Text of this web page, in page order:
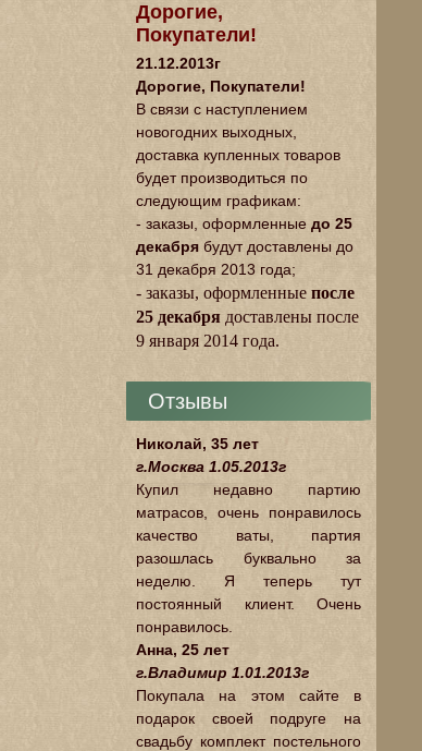
Дорогие,
Покупатели!
21.12.2013г
Дорогие, Покупатели!
В связи с наступлением
новогодних выходных,
доставка купленных товаров
будет производиться по
следующим графикам:
- заказы, оформленные до 25
декабря будут доставлены до
31 декабря 2013 года;
- заказы, оформленные после
25 декабря доставлены после
9 января 2014 года.
Отзывы
Николай, 35 лет
г.Москва 1.05.2013г
Купил недавно партию
матрасов, очень понравилось
качество ваты, партия
разошлась буквально за
неделю. Я теперь тут
постоянный клиент. Очень
понравилось.
Анна, 25 лет
г.Владимир 1.01.2013г
Покупала на этом сайте в
подарок своей подруге на
свадьбу комплект постельного